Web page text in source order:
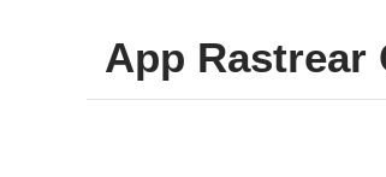
App Rastrear